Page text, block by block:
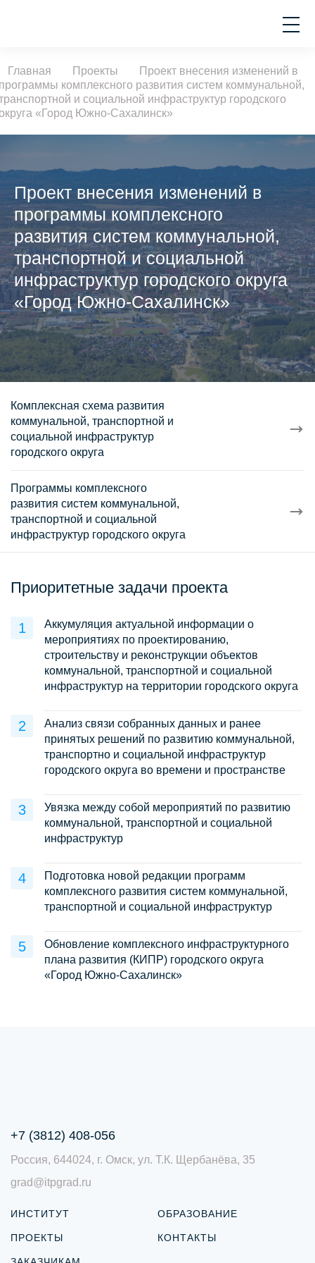
Главная Проекты
Проект внесения изменений в
комплексного развития систем коммунальной,
и социальной инфраструктур городского
«Город Южно-Сахалинск»
Проект внесения изменений в
программы комплексного
развития систем коммунальной,
транспортной и социальной
инфраструктур городского округа
«Город Южно-Сахалинск»
Комплексная схема развития
коммунальной, транспортной и
социальной инфраструктур
городского округа
Программы комплексного
развития систем коммунальной,
транспортной и социальной
инфраструктур городского округа
Приоритетные задачи проекта
Аккумуляция актуальной информации о
мероприятиях по проектированию,
строительству и реконструкции объектов
коммунальной, транспортной и социальной
инфраструктур на территории городского округа
Анализ связи собранных данных и ранее
принятых решений по развитию коммунальной,
транспортно и социальной инфраструктур
городского округа во времени и пространстве
Увязка между собой мероприятий по развитию
коммунальной, транспортной и социальной
инфраструктур
Подготовка новой редакции программ
комплексного развития систем коммунальной,
транспортной и социальной инфраструктур
Обновление комплексного инфраструктурного
плана развития (КИПР) городского округа
«Город Южно-Сахалинск»
+7 (3812) 408-056
Россия, 644024, г. Омск, ул. Т.К. Щербанёва, 35
grad@itpgrad.ru
ИНСТИТУТ
ПРОЕКТЫ
ОБРАЗОВАНИЕ
КОНТАКТЫ